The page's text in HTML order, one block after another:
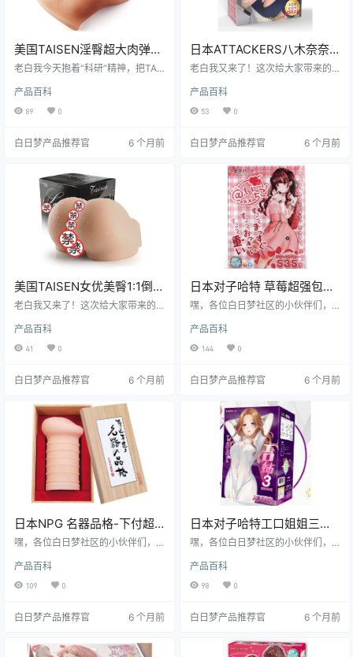
美国TAISEN淫臀超大肉弹倒
模名器测评报告
老白我今天抱着“科研”精神，把TAI
扛回白日梦实验室。从拆箱到“拆
弹”，整整折腾了三天两夜——结论
看完再决定要不要让钱包出血。
产品百科
89 0
白日梦产品推荐官 6 个月前
日本ATTACKERS八木奈奈
高刺激倒模飞机杯测评报告
老白我又来了！这次给大家带来的
——号称“新手劝退神器，老炮快乐
源泉”。老白我亲自上阵，连肝三
八弯，清洗时怀疑人生，但爽感也
这位“奈奈小姐”？往下看，老白给你
掰开揉碎讲清楚！
产品百科
53 0
白日梦产品推荐官 6 个月前
美国TAISEN女优美臀1:1倒模
高刺激臀模测评报告
老白我又来了！这次给大家带来的
号称1:1复刻的臀模。作为白日梦社
区的"臀模鉴定官"，老白我测评过不
产品百科
41 0
白日梦产品推荐官 6 个月前
日本对子哈特 草莓超强包裹
多点刺激飞机杯测评报告
嘿，各位白日梦社区的小伙伴们，
子哈特的草莓飞机杯。这玩意儿可
是让我眼前一亮，少女粉嫩的外
简直绝了！接下来，我就从里到
到底值不值得入手。
产品百科
144 0
白日梦产品推荐官 6 个月前
日本NPG 名器品格-下付超
拟真下体飞机杯测评
嘿，各位白日梦社区的小伙伴们，
大名鼎鼎的NPG名器品格-下付，这
玩意儿在飞机杯界那可是响当当的
底值不值得入手。
产品百科
109 0
白日梦产品推荐官 6 个月前
日本对子哈特工口姐姐三代
超强包裹感便携式飞机杯测
嘿，各位白日梦社区的小伙伴们，
飞机杯可是大有来头，它就是德国
对子哈特的工口姐姐三代。作为一
亮。接下来，就让我带着大家一起
值不值得入手。
产品百科
98 0
白日梦产品推荐官 6 个月前